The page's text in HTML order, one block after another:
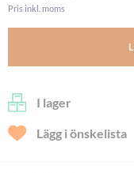
Pris inkl. moms
I lager
Lägg i önskelista
images